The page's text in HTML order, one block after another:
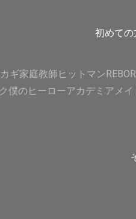
初めての
ギ家庭教師ヒットマン
僕のヒーローアカデミア メ